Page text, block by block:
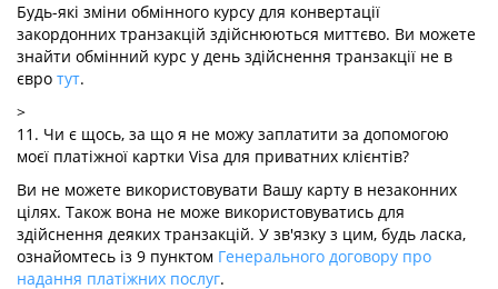
Будь-які зміни обмінного курсу для конвертації
закордонних транзакцій здійснюються миттєво. Ви можете
знайти обмінний курс у день здійснення транзакції не в
євро тут.
>
11. Чи є щось, за що я не можу заплатити за допомогою
моєї платіжної картки Visa для приватних клієнтів?
Ви не можете використовувати Вашу карту в незаконних
цілях. Також вона не може використовуватись для
здійснення деяких транзакцій. У зв'язку з цим, будь ласка,
ознайомтесь із 9 пунктом Генерального договору про
надання платіжних послуг.